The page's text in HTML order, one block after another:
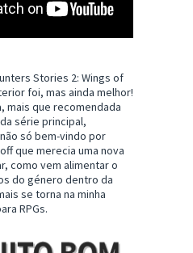
Stories 2: Wings of
foi, mas ainda melhor!
mais que recomendada
série principal,
só bem-vindo por
que merecia uma nova
como vem alimentar o
do género dentro da
se torna na minha
RPGs.